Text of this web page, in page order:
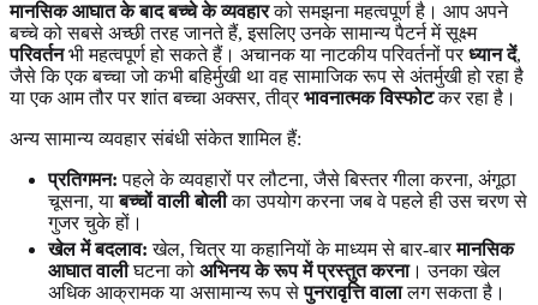
मानसिक आघात के बाद बच्चे के व्यवहारको समझना महत्वपूर्ण है। आप अपने
बच्चे को सबसे अच्छी तरह जानते हैं, इसलिए उनके सामान्य पैटर्न में सूक्ष्म
परिवर्तनभी महत्वपूर्ण हो सकते हैं। अचानक या नाटकीय परिवर्तनों परध्यान दें,
जैसे कि एक बच्चा जो कभी बहिर्मुखी था वह सामाजिक रूप से अंतर्मुखी हो रहा है
या एक आम तौर पर शांत बच्चा अक्सर, तीव्रभावनात्मक विस्फोटकर रहा है।
अन्य सामान्य व्यवहार संबंधी संकेत शामिल हैं:
प्रतिगमन: पहले के व्यवहारों पर लौटना, जैसे बिस्तर गीला करना, अंगूठा
चूसना, याबच्चों वाली बोलीका उपयोग करना जब वे पहले ही उस चरण से
गुजर चुके हों।
खेल में बदलाव: खेल, चित्र या कहानियों के माध्यम से बार-बारमानसिक
आघात वालीघटना को अभिनय के रूप में प्रस्तुत करना। उनका खेल
अधिक आक्रामक या असामान्य रूप सेपुनरावृत्ति वालालग सकता है।